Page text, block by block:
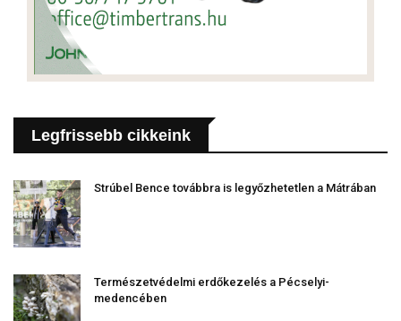
Legfrissebb cikkeink
Strúbel Bence továbbra is legyőzhetetlen a Mátrában
Természetvédelmi erdőkezelés a Pécselyi-
medencében